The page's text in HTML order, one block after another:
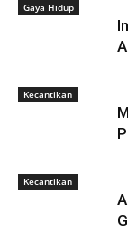
Gaya Hidup
Kecantikan
Kecantikan